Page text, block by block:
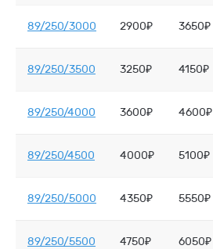
89/250/3000 2900₽ 3650₽
89/250/3500 3250₽ 4150₽
89/250/4000 3600₽ 4600₽
89/250/4500 4000₽ 5100₽
89/250/5000 4350₽ 5550₽
89/250/5500 4750₽ 6050₽